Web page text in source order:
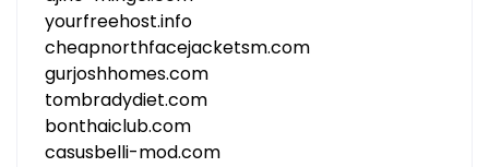
yourfreehost.info
cheapnorthfacejacketsm.com
gurjoshhomes.com
tombradydiet.com
bonthaiclub.com
casusbelli-mod.com